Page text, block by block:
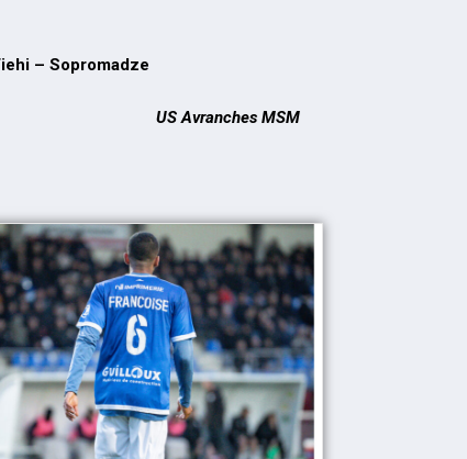
– Sopromadze
US Avranches MSM